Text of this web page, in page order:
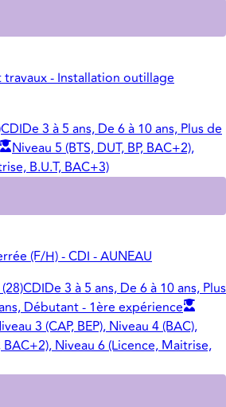
travaux - Installation outillage
CDIDe 3 à 5 ans, De 6 à 10 ans, Plus de
Niveau 5 (BTS, DUT, BP, BAC+2),
B.U.T, BAC+3)
(F/H) - CDI - AUNEAU
CDIDe 3 à 5 ans, De 6 à 10 ans, Plus
Débutant - 1ère expérience
3 (CAP, BEP), Niveau 4 (BAC),
BAC+2), Niveau 6 (Licence, Maitrise,